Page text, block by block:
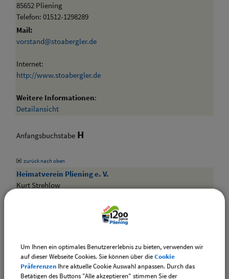
85652 Pliening
Telefon: 01512-1298289
Mail:
vorstand@stoabergler.de
Internet:
http://www.stoabergler.de
Weitere Informationen:
Detailansicht
Anfangsbuchstabe H
zurück nach oben
Heimatverein Pliening e. V.
Kurt Strehlow
Internet:
www.heimatverein-pliening.de
Um Ihnen ein optimales Benutzererlebnis zu bieten, verwenden wir
auf dieser Webseite Cookies. Sie können über dieCookie
Präferenzen Ihre aktuelle Cookie Auswahl anpassen. Durch das
Betätigen des Buttons "Alle akzeptieren" stimmen Sie der